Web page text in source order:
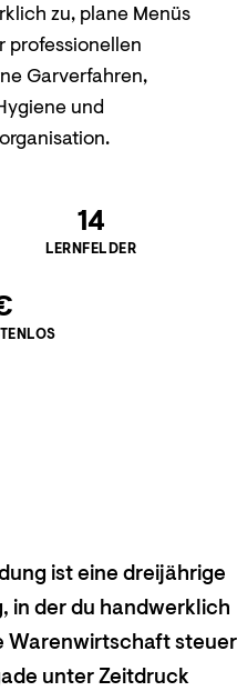
zu, plane Menüs
professionellen
Garverfahren,
und
14
LERNFELDER
ist eine dreijährige
in der du handwerklich
Warenwirtschaft
unter Zeitdruck